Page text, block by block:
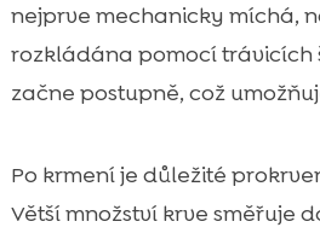
nejprve mechanicky míchá,
rozkládána pomocí trávicích
začne postupně, což
Po krmení je důležité
Větší množství krve směřuje